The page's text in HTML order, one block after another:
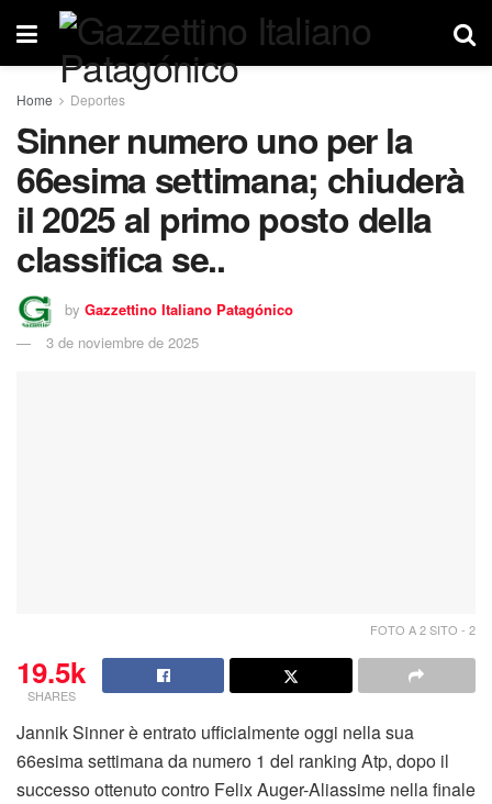
Home Deportes
Sinner numero uno per la
66esima settimana; chiuderà
il 2025 al primo posto della
classifica se..
by Gazzettino Italiano Patagónico
3 de noviembre de 2025
FOTO A 2 SITO - 2
19.5k
SHARES
Jannik Sinner è entrato ufficialmente oggi nella sua
66esima settimana da numero 1 del ranking Atp, dopo il
successo ottenuto contro Felix Auger-Aliassime nella finale